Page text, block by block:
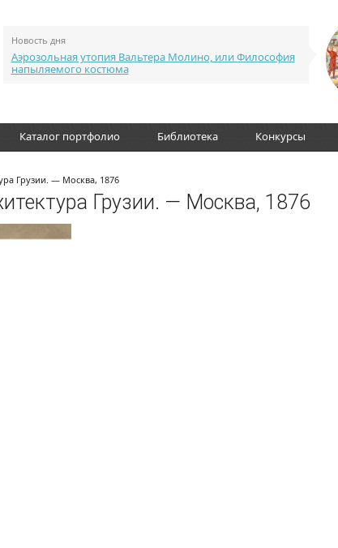
Новость дня
Аэрозольная утопия Вальтера Молино, или Философия
напыляемого костюма
Каталог портфолио Библиотека Конкурсы
Грузии. — Москва, 1876
Грузии. — Москва, 1876